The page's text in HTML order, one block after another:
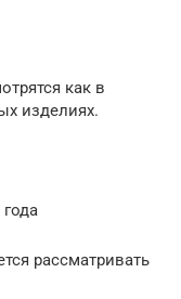
как в
изделиях.
рассматривать